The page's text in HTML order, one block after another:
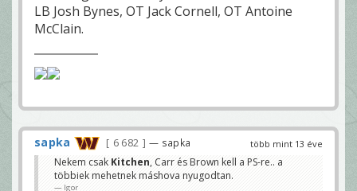
LB Josh Bynes, OT Jack Cornell, OT Antoine
McClain.
több mint 13 éve
sapka 6 682 — sapka
Nekem csak Kitchen, Carr és Brown kell a PS-re.. a
többiek mehetnek máshova nyugodtan.
Igor